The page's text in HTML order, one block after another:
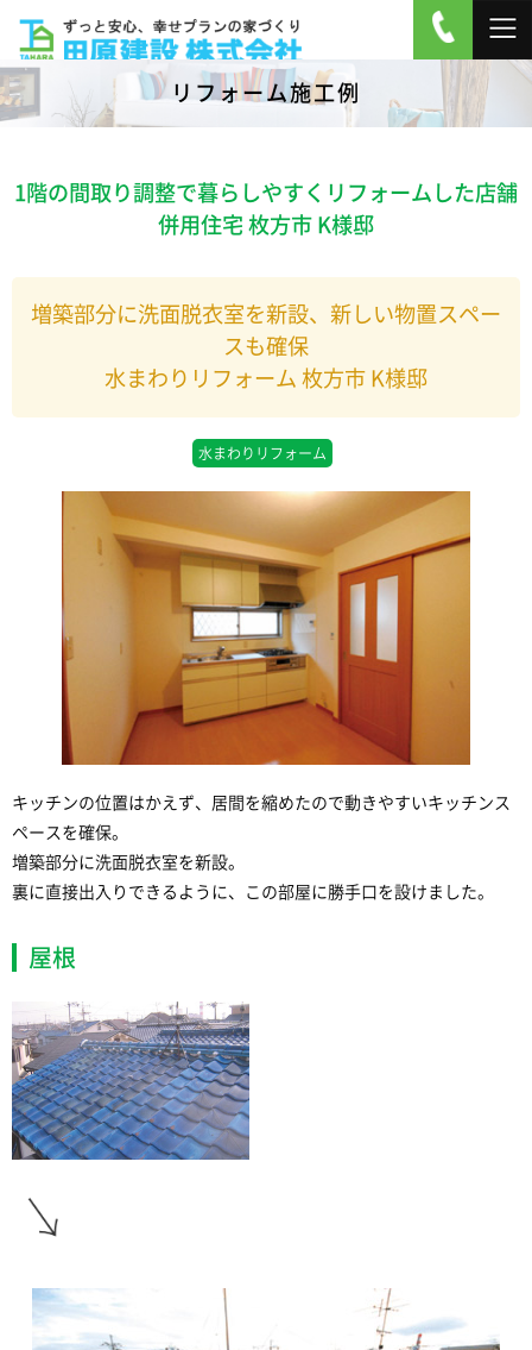
リフォーム施工例
1階の間取り調整で暮らしやすくリフォームした店舗
併用住宅 枚方市 K様邸
増築部分に洗面脱衣室を新設、新しい物置スペー
スも確保
水まわりリフォーム 枚方市 K様邸
水まわりリフォーム
キッチンの位置はかえず、居間を縮めたので動きやすいキッチンス
ペースを確保。
増築部分に洗面脱衣室を新設。
裏に直接出入りできるように、この部屋に勝手口を設けました。
屋根